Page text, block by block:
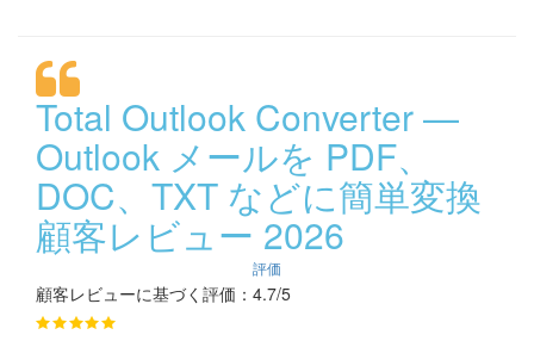
Total Outlook Converter —
Outlook メールを PDF、
DOC、TXT などに簡単変換
顧客レビュー 2026
評価
顧客レビューに基づく評価：4.7/5